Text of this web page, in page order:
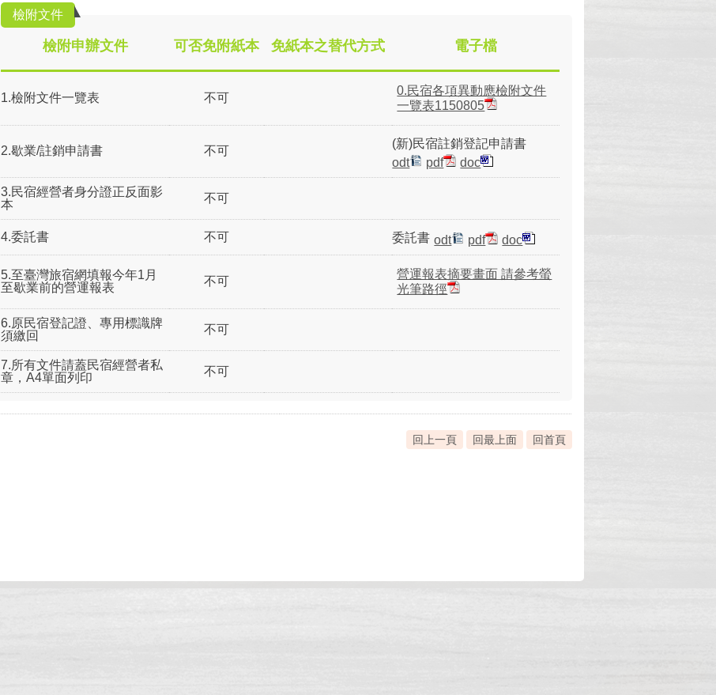
檢附文件
檢附申辦文件 可否免附紙本 免紙本之替代方式 電子檔
1.檢附文件一覽表 不可
0.民宿各項異動應檢附文件
一覽表1150805
2.歇業/註銷申請書 不可
(新)民宿註銷登記申請書
odt
pdf doc
3.民宿經營者身分證正反面影
本
不可
4.委託書 不可 委託書 odt pdf doc
5.至臺灣旅宿網填報今年1月
至歇業前的營運報表
不可
營運報表摘要畫面 請參考螢
光筆路徑
6.原民宿登記證、專用標識牌
須繳回
不可
7.所有文件請蓋民宿經營者私
章，A4單面列印
不可
回上一頁 回最上面 回首頁